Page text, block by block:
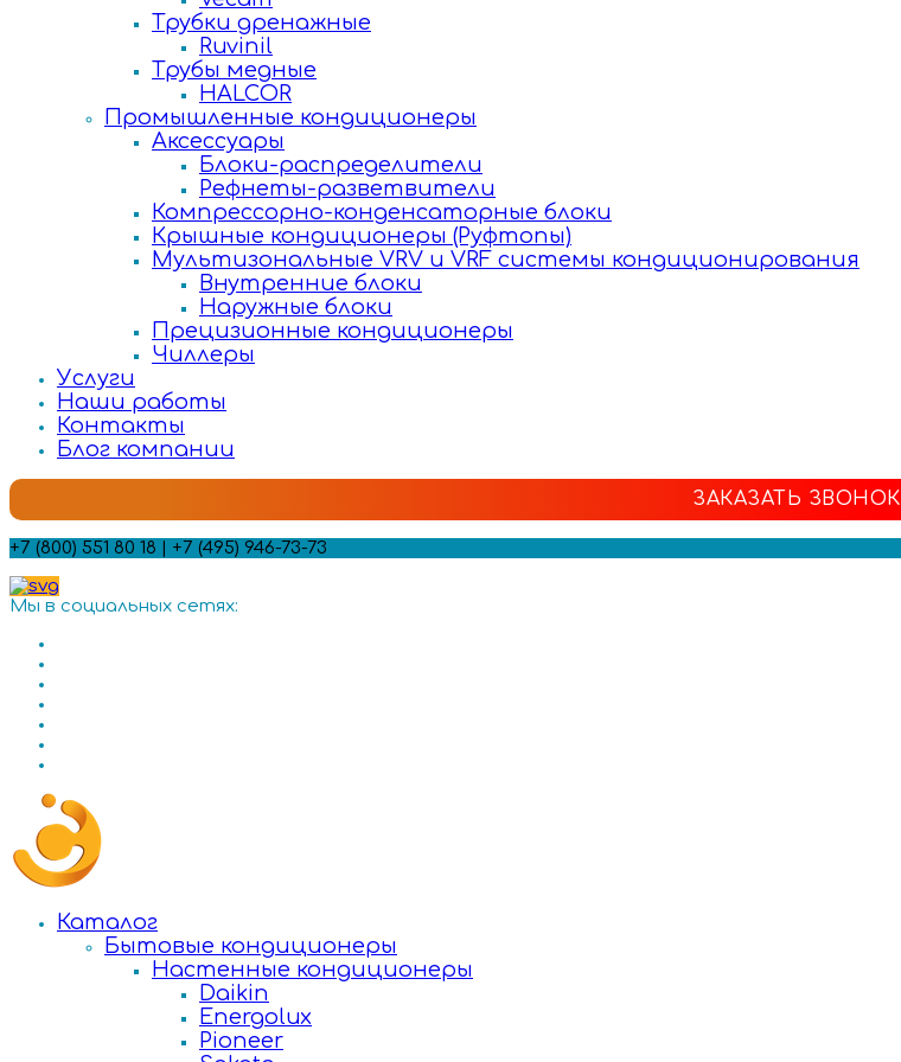
Трубки дренажные
Ruvinil
Трубы медные
HALCOR
Промышленные кондиционеры
Аксессуары
Блоки-распределители
Рефнеты-разветвители
Компрессорно-конденсаторные блоки
Крышные кондиционеры (Руфтопы)
Мультизональные VRV и VRF системы кондиционирования
Внутренние блоки
Наружные блоки
Прецизионные кондиционеры
Чиллеры
Услуги
Наши работы
Контакты
Блог компании
ЗАКАЗАТЬ ЗВОНОК
+7 (800) 551 80 18 | +7 (495) 946-73-73
Мы в социальных сетях:
Каталог
Бытовые кондиционеры
Настенные кондиционеры
Daikin
Energolux
Pioneer